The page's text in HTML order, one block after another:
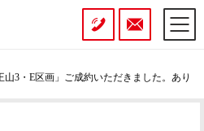
3・E区画」ご成約いただきました。あり